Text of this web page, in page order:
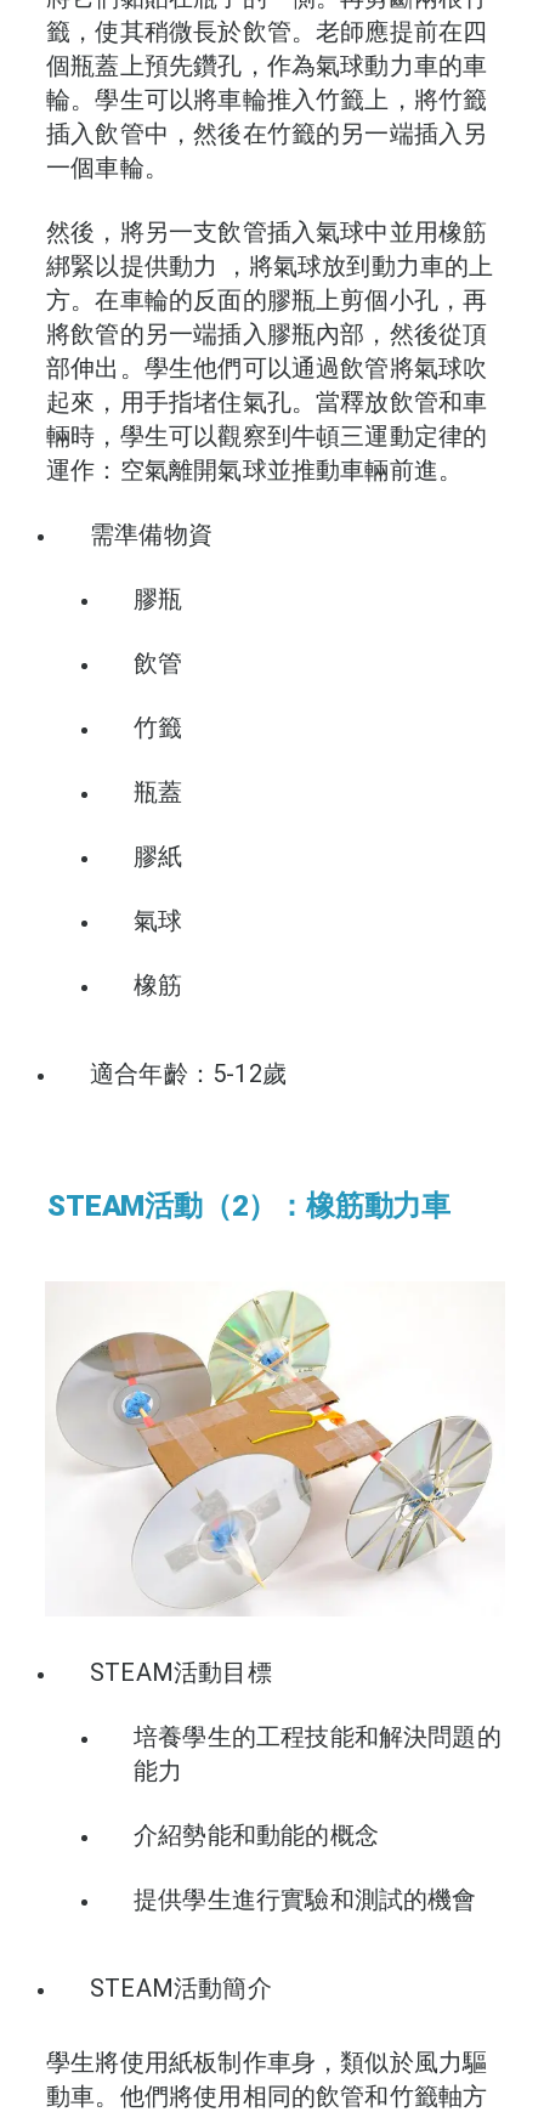
籤，使其稍微長於飲管。老師應提前在四
個瓶蓋上預先鑽孔，作為氣球動力車的車
輪。學生可以將車輪推入竹籤上，將竹籤
插入飲管中，然後在竹籤的另一端插入另
一個車輪。
然後，將另一支飲管插入氣球中並用橡筋
綁緊以提供動力 ，將氣球放到動力車的上
方。在車輪的反面的膠瓶上剪個小孔，再
將飲管的另一端插入膠瓶內部，然後從頂
部伸出。學生他們可以通過飲管將氣球吹
起來，用手指堵住氣孔。當釋放飲管和車
輛時，學生可以觀察到牛頓三運動定律的
運作：空氣離開氣球並推動車輛前進。
需準備物資
膠瓶
飲管
竹籤
瓶蓋
膠紙
氣球
橡筋
適合年齡：5-12歲
STEAM活動（2）：橡筋動力車
STEAM活動目標
培養學生的工程技能和解決問題的
能力
介紹勢能和動能的概念
提供學生進行實驗和測試的機會
STEAM活動簡介
學生將使用紙板制作車身，類似於風力驅
動車。他們將使用相同的飲管和竹籤軸方